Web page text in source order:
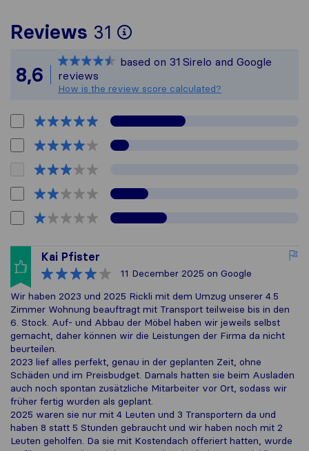
Reviews 31
To give you the
All reviews gathered
8,6
based on 31 Sirelo and Google
reviews
How is the review score calculated?
Kai Pfister
11 December 2025 on Google
Wir haben 2023 und 2025 Rickli mit dem Umzug unserer 4.5
Zimmer Wohnung beauftragt mit Transport teilweise bis in den
6. Stock. Auf- und Abbau der Möbel haben wir jeweils selbst
gemacht, daher können wir die Leistungen der Firma da nicht
beurteilen.
2023 lief alles perfekt, genau in der geplanten Zeit, ohne
Schäden und im Preisbudget. Damals hatten sie beim Ausladen
auch noch spontan zusätzliche Mitarbeiter vor Ort, sodass wir
früher fertig wurden als geplant.
2025 waren sie nur mit 4 Leuten und 3 Transportern da und
haben 8 statt 5 Stunden gebraucht und wir haben noch mit 2
Leuten geholfen. Da sie mit Kostendach offeriert hatten, wurde